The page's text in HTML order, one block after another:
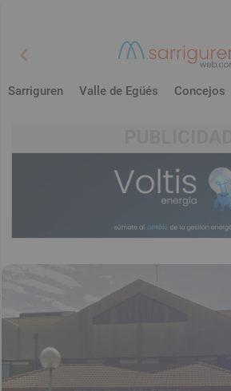
chevron_left
Sarriguren Valle de Egüés Concejos